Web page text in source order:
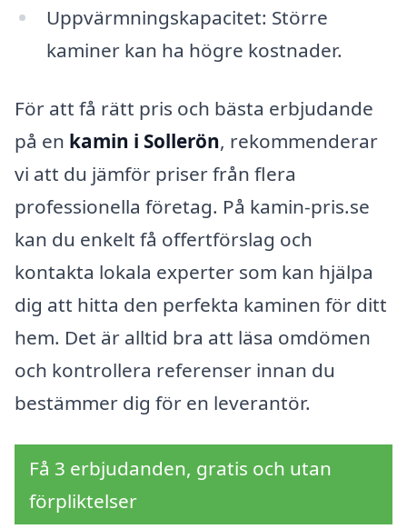
Uppvärmningskapacitet: Större
kaminer kan ha högre kostnader.
För att få rätt pris och bästa erbjudande
på en kamin i Sollerön, rekommenderar
vi att du jämför priser från flera
professionella företag. På kamin-pris.se
kan du enkelt få offertförslag och
kontakta lokala experter som kan hjälpa
dig att hitta den perfekta kaminen för ditt
hem. Det är alltid bra att läsa omdömen
och kontrollera referenser innan du
bestämmer dig för en leverantör.
Få 3 erbjudanden, gratis och utan
förpliktelser